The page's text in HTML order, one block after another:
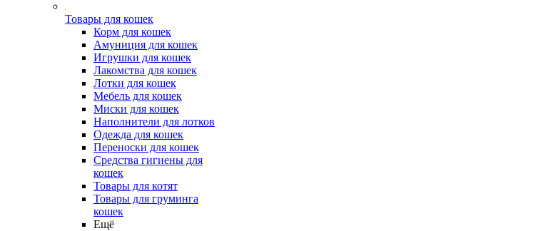
Товары для кошек
Корм для кошек
Амуниция для кошек
Игрушки для кошек
Лакомства для кошек
Лотки для кошек
Мебель для кошек
Миски для кошек
Наполнители для лотков
Одежда для кошек
Переноски для кошек
Средства гигиены для
кошек
Товары для котят
Товары для груминга
кошек
Ещё